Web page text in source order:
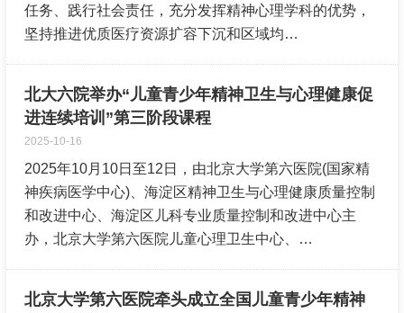
任务、践行社会责任，充分发挥精神心理学科的优势，
坚持推进优质医疗资源扩容下沉和区域均…
2025-10-16
北大六院举办“儿童青少年精神卫生与心理健康促
进连续培训”第三阶段课程
2025年10月10日至12日，由北京大学第六医院(国家精
神疾病医学中心)、海淀区精神卫生与心理健康质量控制
和改进中心、海淀区儿科专业质量控制和改进中心主
办，北京大学第六医院儿童心理卫生中心、…
北京大学第六医院牵头成立全国儿童青少年精神